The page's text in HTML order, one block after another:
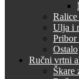
Ralice
Ulja i
Pribor
Ostalo
Ručni vrtni
Škare